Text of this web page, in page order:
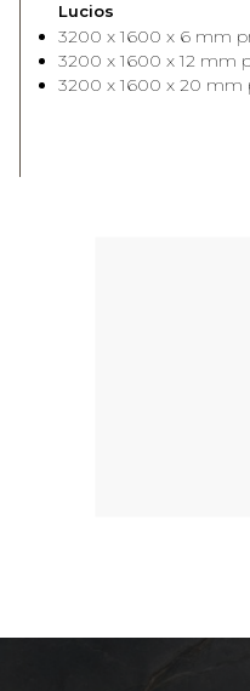
Lucios
3200 x 1600 x 6 mm
3200 x 1600 x 12 mm
3200 x 1600 x 20 mm